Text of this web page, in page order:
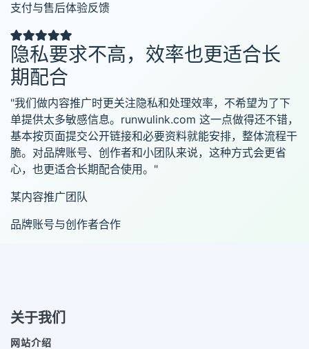
支付与售后体验反馈
隐私要求不高，效率也更适合长
期配合
"我们做内容推广时更关注隐私和处理效率，不希望为了下
单提供太多敏感信息。runwulink.com 这一点做得还不错，
基本按页面提交公开链接和必要资料就能安排，整体流程干
脆。对品牌账号、创作者和小团队来说，这种方式会更省
心，也更适合长期配合使用。"
某内容推广团队
品牌账号与创作者合作
关于我们
网站介绍